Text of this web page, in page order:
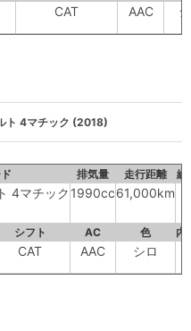
CAT AAC
ト 4マチック (2018)
排気量 走行距離 総
4マチック 1990cc61,000km
シフト AC 色 内
CAT AAC シロ